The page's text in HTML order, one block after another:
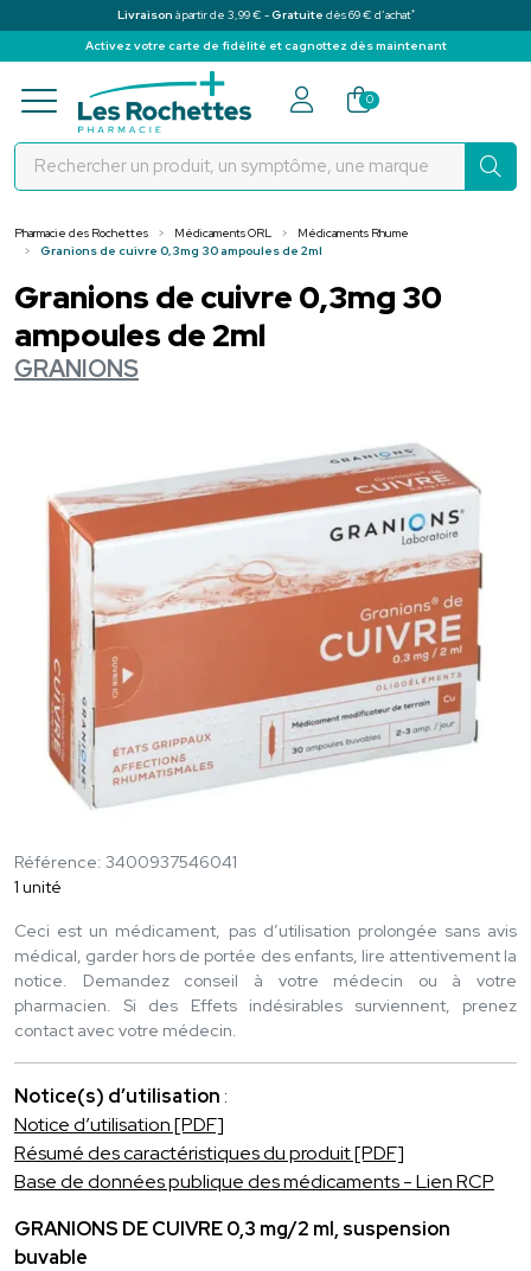
Livraison à partir de 3,99 € -Gratuite dès 69 € d’achat*
Activez votre carte de fidélité et cagnottez dès maintenant
Pharmacie des Rochettes Votre
0
Pharmacie des Rochettes Médicaments ORL
Médicaments Rhume
Granions de cuivre 0,3mg 30 ampoules de 2ml
Granions de cuivre 0,3mg 30
ampoules de 2ml
GRANIONS
Référence: 3400937546041
1 unité
Ceci est un médicament, pas d’utilisation prolongée sans avis
médical, garder hors de portée des enfants, lire attentivement la
notice. Demandez conseil à votre médecin ou à votre
pharmacien. Si des Effets indésirables surviennent, prenez
contact avec votre médecin.
Notice(s) d’utilisation :
Notice d’utilisation [PDF]
Résumé des caractéristiques du produit [PDF]
Base de données publique des médicaments - Lien RCP
GRANIONS DE CUIVRE 0,3 mg/2 ml, suspension
buvable